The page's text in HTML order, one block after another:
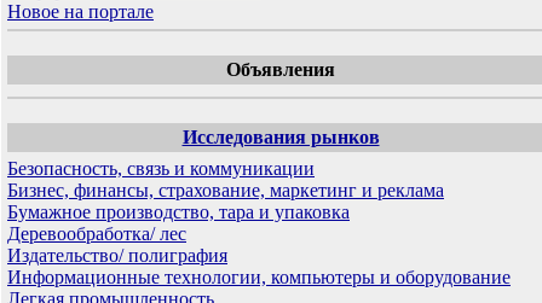
Новое на портале
Объявления
Исследования рынков
Безопасность, связь и коммуникации
Бизнес, финансы, страхование, маркетинг и реклама
Бумажное производство, тара и упаковка
Деревообработка/ лес
Издательство/ полиграфия
Информационные технологии, компьютеры и оборудование
Легкая промышленность